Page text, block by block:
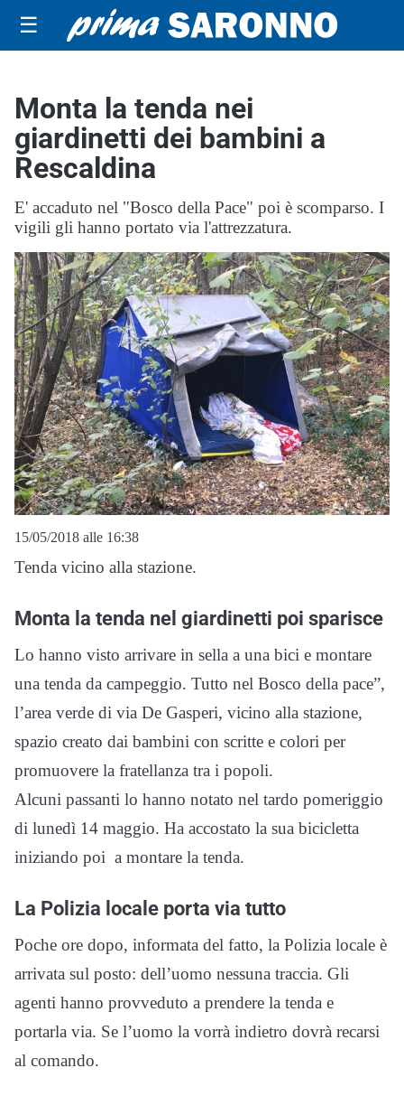
☰
Monta la tenda nei
giardinetti dei bambini a
Rescaldina
E' accaduto nel "Bosco della Pace" poi è scomparso. I
vigili gli hanno portato via l'attrezzatura.
15/05/2018 alle 16:38
Tenda vicino alla stazione.
Monta la tenda nel giardinetti poi sparisce
Lo hanno visto arrivare in sella a una bici e montare
una tenda da campeggio. Tutto nel Bosco della pace”,
l’area verde di via De Gasperi, vicino alla stazione,
spazio creato dai bambini con scritte e colori per
promuovere la fratellanza tra i popoli.
Alcuni passanti lo hanno notato nel tardo pomeriggio
di lunedì 14 maggio. Ha accostato la sua bicicletta
iniziando poi a montare la tenda.
La Polizia locale porta via tutto
Poche ore dopo, informata del fatto, la Polizia locale è
arrivata sul posto: dell’uomo nessuna traccia. Gli
agenti hanno provveduto a prendere la tenda e
portarla via. Se l’uomo la vorrà indietro dovrà recarsi
al comando.